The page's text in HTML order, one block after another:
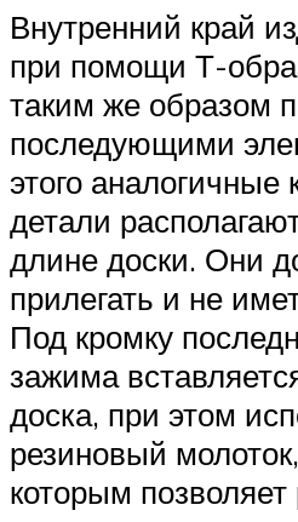
Внутренний край
при помощи Т-
таким же образом
последующими
этого аналогичные
детали
длине доски. Они
прилегать и не
Под кромку
зажима
доска, при этом
резиновый
которым позволяет